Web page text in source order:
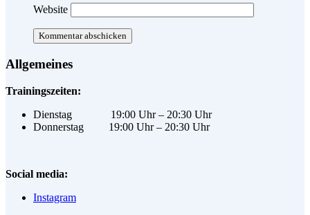
Website
Allgemeines
Trainingszeiten:
Dienstag 19:00 Uhr – 20:30 Uhr
Donnerstag 19:00 Uhr – 20:30 Uhr
Social media:
Instagram